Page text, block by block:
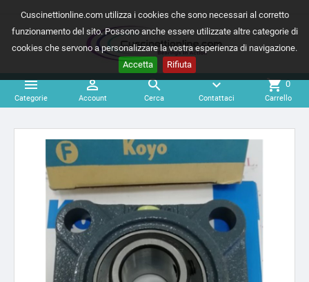
Cuscinettionline.com utilizza i cookies che sono necessari al corretto
funzionamento del sito. Possono anche essere utilizzate altre categorie di
cookies che servono a personalizzare la vostra esperienza di navigazione.
Accetta
Rifiuta

Categorie

Account

Cerca
expand_more
Contattaci
shopping_cart 0
Carrello